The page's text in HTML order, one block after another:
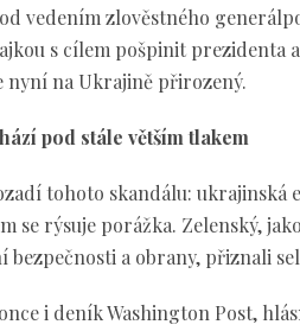
vedením zlověstného
s cílem pošpinit prezidenta
nyní na Ukrajině přirozený.
pod stále větším tlakem
tohoto skandálu: ukrajinská
se rýsuje porážka. Zelenský,
bezpečnosti a obrany, přiznali
i deník Washington Post,